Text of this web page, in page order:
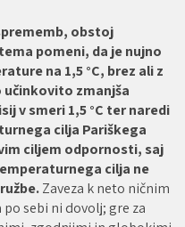
obstoj
pomeni, da je nujno
na 1,5 °C, brez ali z
učinkovito zmanjša
v smeri 1,5 °C ter naredi
cilja Pariškega
ciljem odpornosti, saj
cilja ne
Zaveza k neto ničnim
sebi ni dovolj; gre za